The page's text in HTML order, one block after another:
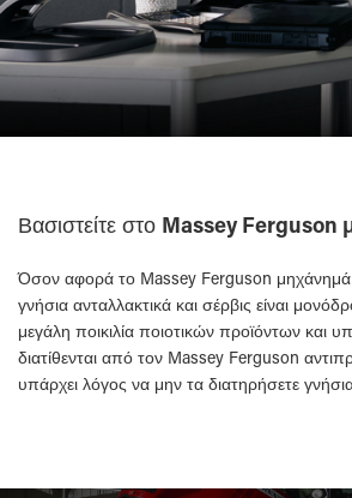
Βασιστείτε στο Massey Ferguson
Όσον αφορά το Massey Ferguson μηχάνημά
γνήσια ανταλλακτικά και σέρβις είναι
μεγάλη ποικιλία ποιοτικών προϊόντων και
διατίθενται από τον Massey Ferguson
υπάρχει λόγος να μην τα διατηρήσετε